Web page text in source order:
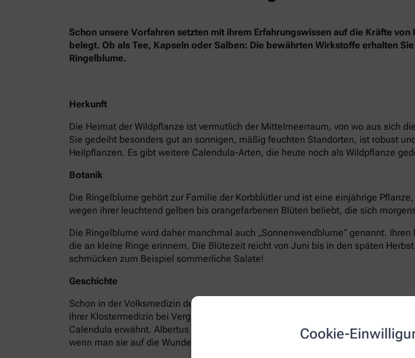
Cookie-
Schon unsere Vorfahren setzten mit ihrem Erfahrungswissen auf die Kräfte
belegt. Ob als Tee, Kapseln oder Salben: Die bewährten Wirkstoffe erhalten
Ringelblume.
Herkunft
Die Heimat der Wildpflanze ist vermutlich der Mittelmeerraum, von wo aus sich
Sie gedeiht besonders gut an sonnigen, mäßig feuchten Standorten, ist robust
Heilpflanzen. Es gibt weitere Calendula-Arten, die heute noch als Wildpflanze
Botanik
Die Ringelblume gehört zur Familie der Korbblütler und ist eine einjährige
wegen ihrer leuchtend gelben bis orangefarbenen Blüten beliebt, die sich
Die Ringelblume wird daher manchmal auch „Sonnenwendblume“ genannt.
die an kleine Ringe erinnern. Die Blütezeit reicht von Juni bis in den späten
schmücken zum Beispiel sommerliche Salate!
Geschichte
Schon in der Volksmedizin des Mittelalters war die Ringelblume als Heilpflanze
ihrer Klostermedizin bei Vergiftungen durch üble Speisen. Auch in späteren
Calendula erwähnt. Albertus Magnus, der berühmte deutsche Gelehrte und
wenn man sie auf die Wunde legt. Ihr Saft hilft bei Verstopfungen der Milz und der